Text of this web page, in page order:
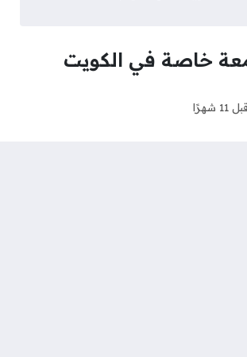
خاصة في الكويت
قبل 11 شهرًا